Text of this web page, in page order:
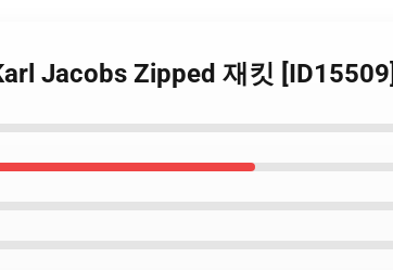
Jacobs Zipped 재킷 [ID15509]